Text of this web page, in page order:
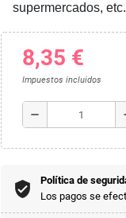
supermercados, etc.
8,35 €
Impuestos incluidos
remove
Política de
Los pagos se